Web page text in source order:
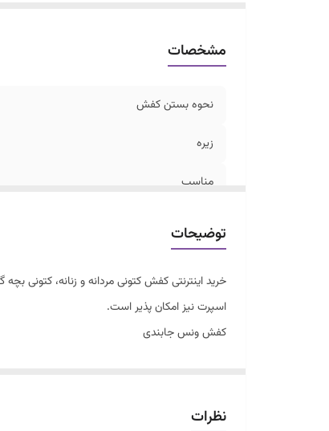
مشخصات
نحوه بستن کفش
زیره
مناسب
توضیحات
خرید اینترنتی کفش کتونی مردانه و زنانه،
اسپرت نیز امکان پذیر است.
کفش ونس جابندی
سایزبندی 37 تا 40
نظرات